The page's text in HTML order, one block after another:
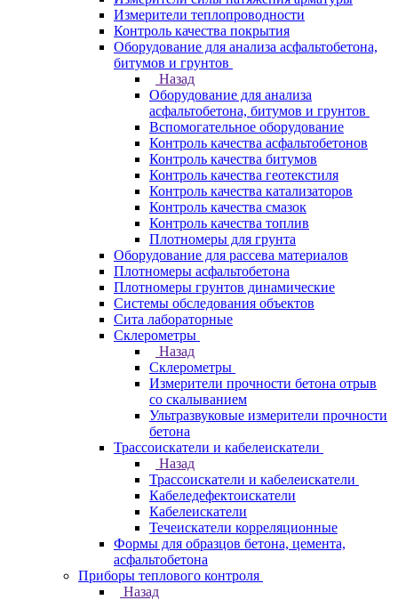
Измерители теплопроводности
Контроль качества покрытия
Оборудование для анализа асфальтобетона,
битумов и грунтов
Назад
Оборудование для анализа
асфальтобетона, битумов и грунтов
Вспомогательное оборудование
Контроль качества асфальтобетонов
Контроль качества битумов
Контроль качества геотекстиля
Контроль качества катализаторов
Контроль качества смазок
Контроль качества топлив
Плотномеры для грунта
Оборудование для рассева материалов
Плотномеры асфальтобетона
Плотномеры грунтов динамические
Системы обследования объектов
Сита лабораторные
Склерометры
Назад
Склерометры
Измерители прочности бетона отрыв
со скалыванием
Ультразвуковые измерители прочности
бетона
Трассоискатели и кабелеискатели
Назад
Трассоискатели и кабелеискатели
Кабеледефектоискатели
Кабелеискатели
Течеискатели корреляционные
Формы для образцов бетона, цемента,
асфальтобетона
Приборы теплового контроля
Назад